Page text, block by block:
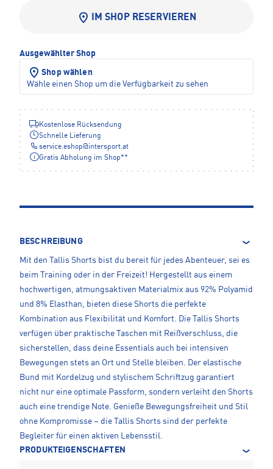
IM SHOP RESERVIEREN
Ausgewählter Shop
Shop wählen
Wähle einen Shop um die Verfügbarkeit zu sehen
Kostenlose Rücksendung
Schnelle Lieferung
service.eshop@ intersport.at
Gratis Abholung im Shop**
BESCHREIBUNG
Mit den Tallis Shorts bist du bereit für jedes Abenteuer, sei es
beim Training oder in der Freizeit! Hergestellt aus einem
hochwertigen, atmungsaktiven Materialmix aus 92% Polyamid
und 8% Elasthan, bieten diese Shorts die perfekte
Kombination aus Flexibilität und Komfort. Die Tallis Shorts
verfügen über praktische Taschen mit Reißverschluss, die
sicherstellen, dass deine Essentials auch bei intensiven
Bewegungen stets an Ort und Stelle bleiben. Der elastische
Bund mit Kordelzug und stylischem Schriftzug garantiert
nicht nur eine optimale Passform, sondern verleiht den Shorts
auch eine trendige Note. Genieße Bewegungsfreiheit und Stil
ohne Kompromisse – die Tallis Shorts sind der perfekte
Begleiter für einen aktiven Lebensstil.
PRODUKTEIGENSCHAFTEN